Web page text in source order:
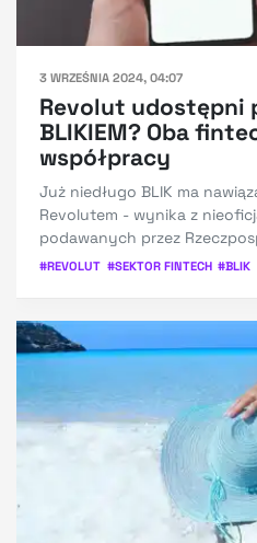
3 WRZEŚNIA 2024, 04:07
Revolut udostępni
BLIKIEM? Oba
współpracy
Już niedługo BLIK ma
Revolutem - wynika z
podawanych przez
#REVOLUT #SEKTOR FINTECH #BLIK